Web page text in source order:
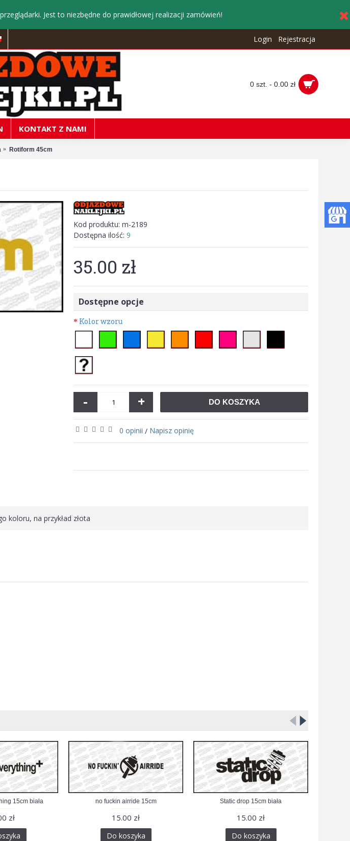
Jest to niezbędne do prawidłowej realizacji zamówień!
Login Rejestracja
0 szt. - 0.00 zł
KONTAKT Z NAMI
Rotiform 45cm
Kod produktu: m-2189
Dostępna ilość: 9
35.00 zł
Dostępne opcje
Kolor wzoru
- + DO KOSZYKA
0 opinii / Napisz opinię
koloru, na przykład złota
15cm biała
zł
no fuckin airride 15cm
15.00 zł
Do koszyka
Static drop 15cm biała
15.00 zł
Do koszyka